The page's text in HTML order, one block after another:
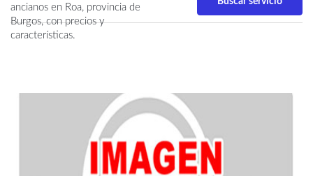
ancianos en Roa, provincia de
Burgos, con precios y
características.